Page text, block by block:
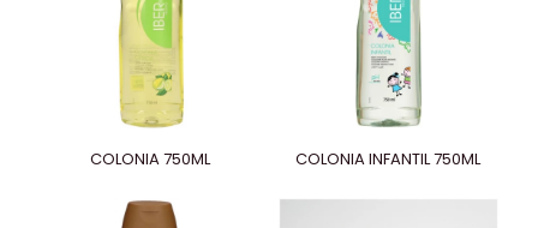
COLONIA 750ML COLONIA INFANTIL 750ML